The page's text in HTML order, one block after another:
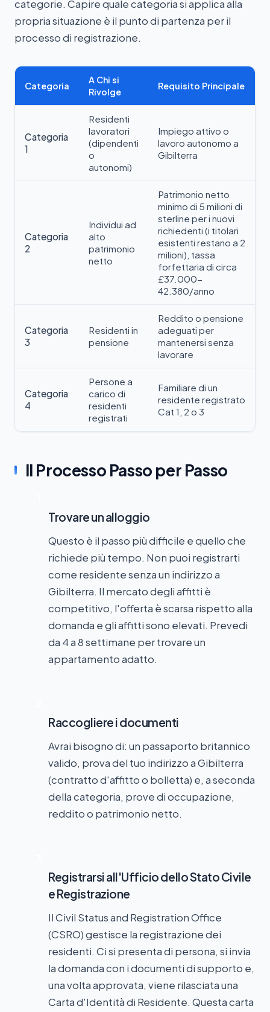
categorie. Capire quale categoria si applica alla
propria situazione è il punto di partenza per il
processo di registrazione.
Categoria
A Chi si
Rivolge
Requisito Principale
Categoria
1
Residenti
lavoratori
(dipendenti
o
autonomi)
Impiego attivo o
lavoro autonomo a
Gibilterra
Categoria
2
Individui ad
alto
patrimonio
netto
Patrimonio netto
minimo di 5 milioni di
sterline per i nuovi
richiedenti (i titolari
esistenti restano a 2
milioni), tassa
forfettaria di circa
£37.000-
42.380/anno
Categoria
3
Residenti in
pensione
Reddito o pensione
adeguati per
mantenersi senza
lavorare
Categoria
4
Persone a
carico di
residenti
registrati
Familiare di un
residente registrato
Cat 1, 2 o 3
Il Processo Passo per Passo
Trovare un alloggio
Questo è il passo più difficile e quello che
richiede più tempo. Non puoi registrarti
come residente senza un indirizzo a
Gibilterra. Il mercato degli affitti è
competitivo, l'offerta è scarsa rispetto alla
domanda e gli affitti sono elevati. Prevedi
da 4 a 8 settimane per trovare un
appartamento adatto.
Raccogliere i documenti
Avrai bisogno di: un passaporto britannico
valido, prova del tuo indirizzo a Gibilterra
(contratto d'affitto o bolletta) e, a seconda
della categoria, prove di occupazione,
reddito o patrimonio netto.
Registrarsi all'Ufficio dello Stato Civile
e Registrazione
Il Civil Status and Registration Office
(CSRO) gestisce la registrazione dei
residenti. Ci si presenta di persona, si invia
la domanda con i documenti di supporto e,
una volta approvata, viene rilasciata una
Carta d'Identità di Residente. Questa carta